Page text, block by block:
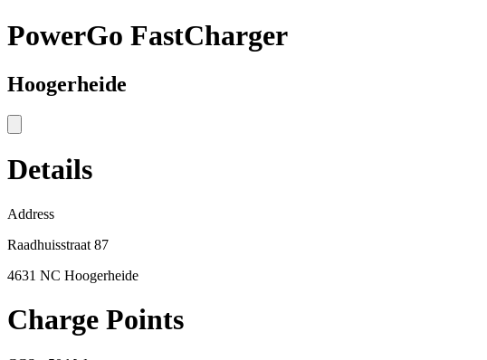
PowerGo FastCharger
Hoogerheide
Details
Address
Raadhuisstraat 87
4631 NC Hoogerheide
Charge Points